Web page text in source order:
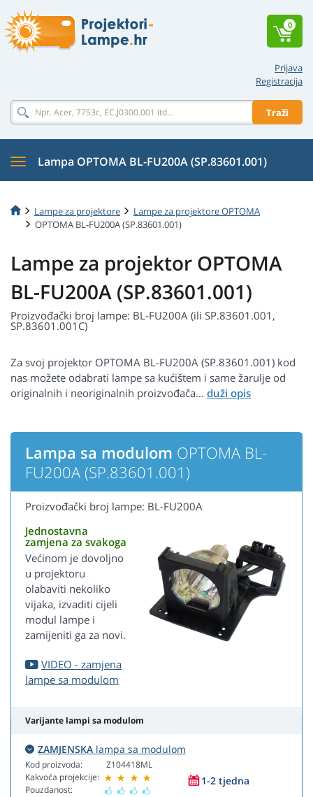
Prijava
Registracija
Traži
0
Lampa OPTOMA BL-FU200A (SP.83601.001)
Lampe za projektore
Lampe za projektore OPTOMA
OPTOMA BL-FU200A (SP.83601.001)
Lampe za projektor OPTOMA
BL-FU200A (SP.83601.001)
Proizvođački broj lampe: BL-FU200A (ili SP.83601.001,
SP.83601.001C)
Za svoj projektor OPTOMA BL-FU200A (SP.83601.001) kod
nas možete odabrati lampe sa kućištem i same žarulje od
originalnih i neoriginalnih proizvođača...
Lampa sa modulom OPTOMA BL-
FU200A (SP.83601.001)
Proizvođački broj lampe: BL-FU200A
Jednostavna
zamjena za svakoga
Većinom je dovoljno
u projektoru
olabaviti nekoliko
vijaka, izvaditi cijeli
modul lampe i
zamijeniti ga za novi.
VIDEO - zamjena
lampe sa modulom
Varijante lampi sa modulom
ZAMJENSKA lampa sa modulom
Kod proizvoda:
Kakvoća projekcije:
Pouzdanost:
Z104418ML
1-2 tjedna